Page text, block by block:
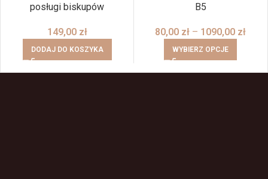
posługi biskupów
149,00 zł
DODAJ DO KOSZYKA
B5
80,00 zł – 1090,00 zł
WYBIERZ OPCJE